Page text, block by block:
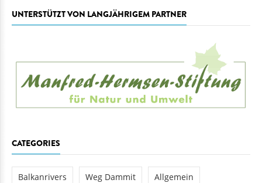
UNTERSTÜTZT VON LANGJÄHRIGEM PARTNER
CATEGORIES
Balkanrivers Weg Dammit Allgemein